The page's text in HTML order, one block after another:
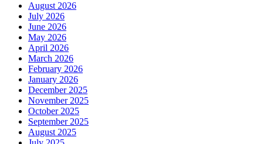
August 2026
July 2026
June 2026
May 2026
April 2026
March 2026
February 2026
January 2026
December 2025
November 2025
October 2025
September 2025
August 2025